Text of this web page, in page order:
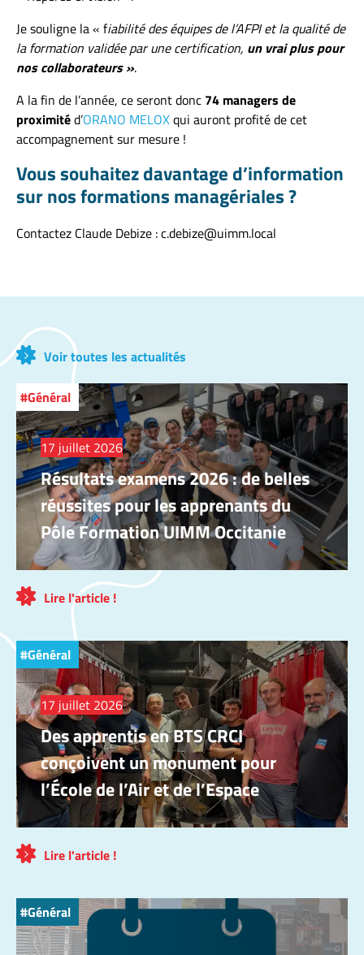
Je souligne la « fiabilité des équipes de l’AFPI et la qualité de
la formation validée par une certification, un vrai plus pour
nos collaborateurs ».
A la fin de l’année, ce seront donc 74 managers de
proximitéd’ORANO MELOXqui auront profité de cet
accompagnement sur mesure !
Vous souhaitez davantage d’information
sur nos formations managériales ?
Contactez Claude Debize : c.debize@uimm.local
Voir toutes les actualités
Général
17 juillet 2026
Résultats examens 2026 : de belles
réussites pour les apprenants du
Pôle Formation UIMM Occitanie
Lire l'article !
Général
17 juillet 2026
Des apprentis en BTS CRCI
conçoivent un monument pour
l’École de l’Air et de l’Espace
Lire l'article !
Général